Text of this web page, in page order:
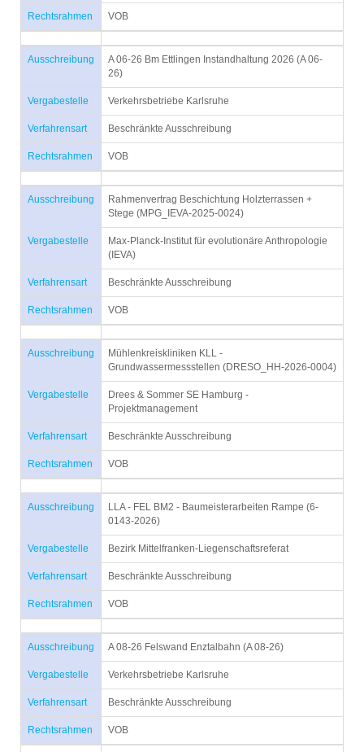
Rechtsrahmen VOB
Ausschreibung
A 06-26 Bm Ettlingen Instandhaltung 2026 (A 06-
26)
Vergabestelle Verkehrsbetriebe Karlsruhe
Verfahrensart Beschränkte Ausschreibung
Rechtsrahmen VOB
Ausschreibung
Rahmenvertrag Beschichtung Holzterrassen +
Stege (MPG_IEVA-2025-0024)
Vergabestelle
Max-Planck-Institut für evolutionäre Anthropologie
(IEVA)
Verfahrensart Beschränkte Ausschreibung
Rechtsrahmen VOB
Ausschreibung
Mühlenkreiskliniken KLL -
Grundwassermessstellen (DRESO_HH-2026-0004)
Vergabestelle
Drees & Sommer SE Hamburg -
Projektmanagement
Verfahrensart Beschränkte Ausschreibung
Rechtsrahmen VOB
Ausschreibung
LLA - FEL BM2 - Baumeisterarbeiten Rampe (6-
0143-2026)
Vergabestelle Bezirk Mittelfranken-Liegenschaftsreferat
Verfahrensart Beschränkte Ausschreibung
Rechtsrahmen VOB
Ausschreibung A 08-26 Felswand Enztalbahn (A 08-26)
Vergabestelle Verkehrsbetriebe Karlsruhe
Verfahrensart Beschränkte Ausschreibung
Rechtsrahmen VOB